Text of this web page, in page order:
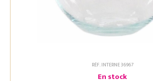
RÉF. INTERNE 36967
En stock